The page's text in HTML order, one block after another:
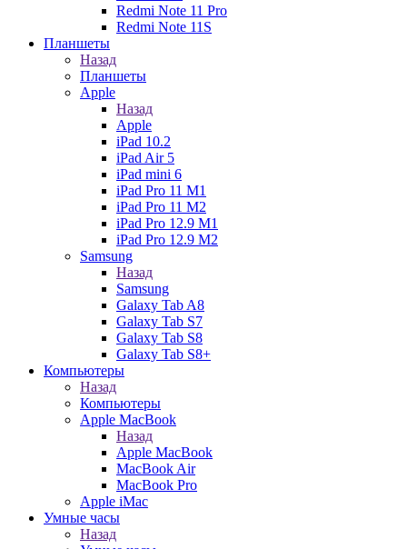
Redmi Note 11 Pro
Redmi Note 11S
Планшеты
Назад
Планшеты
Apple
Назад
Apple
iPad 10.2
iPad Air 5
iPad mini 6
iPad Pro 11 M1
iPad Pro 11 M2
iPad Pro 12.9 M1
iPad Pro 12.9 M2
Samsung
Назад
Samsung
Galaxy Tab A8
Galaxy Tab S7
Galaxy Tab S8
Galaxy Tab S8+
Компьютеры
Назад
Компьютеры
Apple MacBook
Назад
Apple MacBook
MacBook Air
MacBook Pro
Apple iMac
Умные часы
Назад